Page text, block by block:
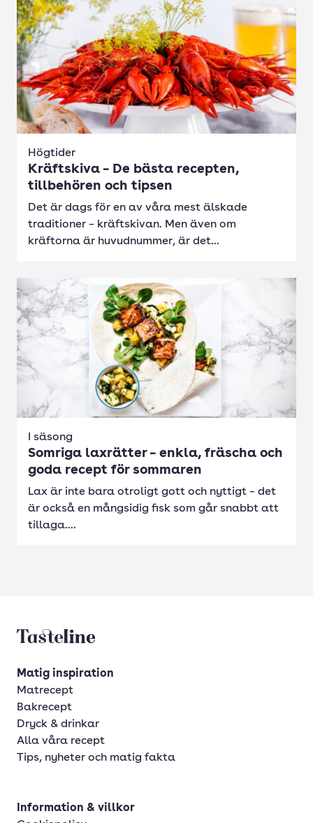
Högtider
Kräftskiva – De bästa recepten,
tillbehören och tipsen
Det är dags för en av våra mest älskade
traditioner – kräftskivan. Men även om
kräftorna är huvudnummer, är det...
I säsong
Somriga laxrätter – enkla, fräscha och
goda recept för sommaren
Lax är inte bara otroligt gott och nyttigt – det
är också en mångsidig fisk som går snabbt att
tillaga....
Tasteline startsida
Matig inspiration
Matrecept
Bakrecept
Dryck & drinkar
Alla våra recept
Tips, nyheter och matig fakta
Information & villkor